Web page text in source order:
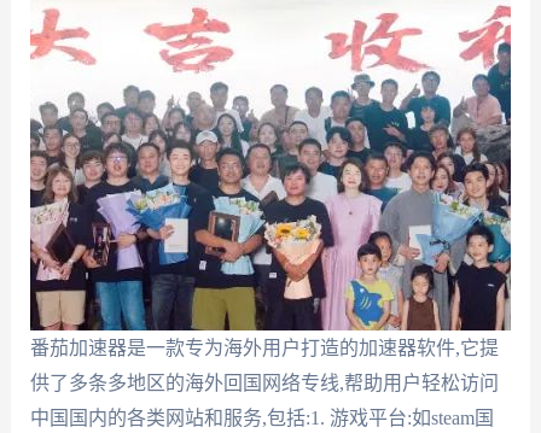
番茄加速器是一款专为海外用户打造的加速器软件,它提
供了多条多地区的海外回国网络专线,帮助用户轻松访问
中国国内的各类网站和服务,包括:1. 游戏平台:如steam国